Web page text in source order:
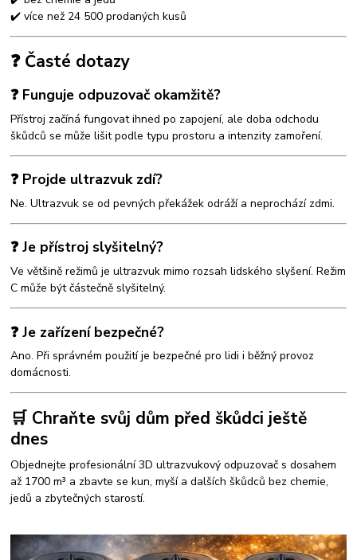
✔️ více než 24 500 prodaných kusů
❓ Časté dotazy
❓ Funguje odpuzovač okamžitě?
Přístroj začíná fungovat ihned po zapojení, ale doba odchodu
škůdců se může lišit podle typu prostoru a intenzity zamoření.
❓ Projde ultrazvuk zdí?
Ne. Ultrazvuk se od pevných překážek odráží a neprochází zdmi.
❓ Je přístroj slyšitelný?
Ve většině režimů je ultrazvuk mimo rozsah lidského slyšení. Režim
C může být částečně slyšitelný.
❓ Je zařízení bezpečné?
Ano. Při správném použití je bezpečné pro lidi i běžný provoz
domácnosti.
🛒 Chraňte svůj dům před škůdci ještě
dnes
Objednejte profesionální 3D ultrazvukový odpuzovač s dosahem
až 1700 m³ a zbavte se kun, myší a dalších škůdců bez chemie,
jedů a zbytečných starostí.